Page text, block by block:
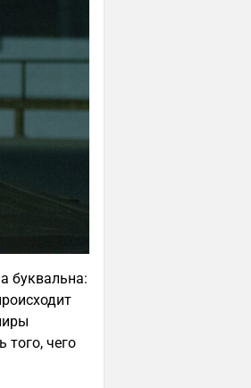
буквальна:
того, чего